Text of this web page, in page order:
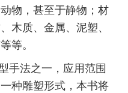
物，甚至于静物；材
木质、金属、泥塑、
等。
法之一，应用范围
种雕塑形式，本书将